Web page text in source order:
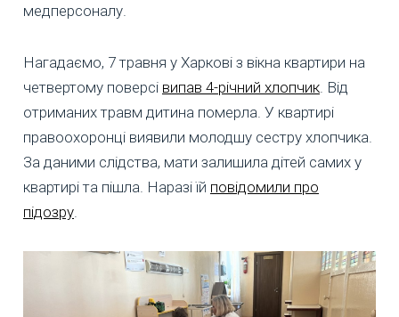
медперсоналу.
Нагадаємо, 7 травня у Харкові з вікна квартири на
четвертому поверсі випав 4-річний хлопчик . Від
отриманих травм дитина померла. У квартирі
правоохоронці виявили молодшу сестру хлопчика.
За даними слідства, мати залишила дітей самих у
квартирі та пішла. Наразі їй повідомили про
підозру